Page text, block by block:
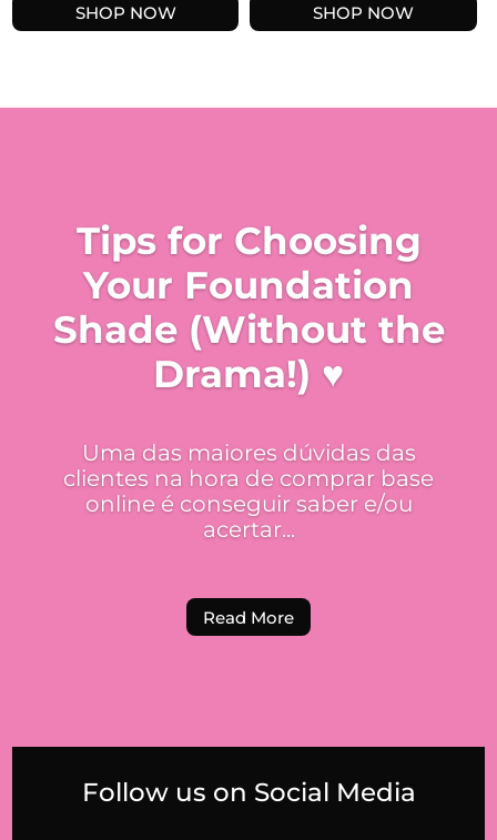
SHOP NOW SHOP NOW
Tips for Choosing
Your Foundation
Shade (Without the
Drama!) ♥
Uma das maiores dúvidas das
clientes na hora de comprar base
online é conseguir saber e/ou
acertar...
Read More
Follow us on Social Media